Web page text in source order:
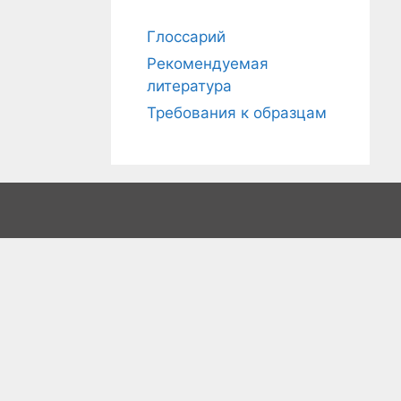
Глоссарий
Рекомендуемая
литература
Требования к образцам